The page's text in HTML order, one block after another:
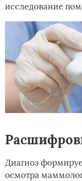
исследование
Диагноз
осмотра